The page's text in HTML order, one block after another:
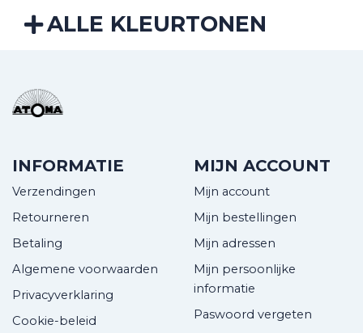
ALLE KLEURTONEN
INFORMATIE
Verzendingen
Retourneren
Betaling
Algemene voorwaarden
Privacyverklaring
Cookie-beleid
MIJN ACCOUNT
Mijn account
Mijn bestellingen
Mijn adressen
Mijn persoonlijke
informatie
Paswoord vergeten